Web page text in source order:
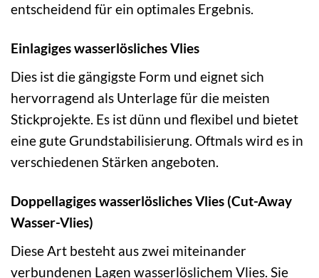
entscheidend für ein optimales Ergebnis.
Einlagiges wasserlösliches Vlies
Dies ist die gängigste Form und eignet sich
hervorragend als Unterlage für die meisten
Stickprojekte. Es ist dünn und flexibel und bietet
eine gute Grundstabilisierung. Oftmals wird es in
verschiedenen Stärken angeboten.
Doppellagiges wasserlösliches Vlies (Cut-Away
Wasser-Vlies)
Diese Art besteht aus zwei miteinander
verbundenen Lagen wasserlöslichem Vlies. Sie